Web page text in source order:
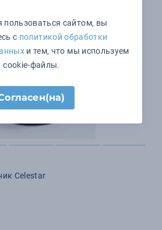
Celestar
сайтом, вы
с политикой обработки
и тем, что мы используем
cookie-файлы.